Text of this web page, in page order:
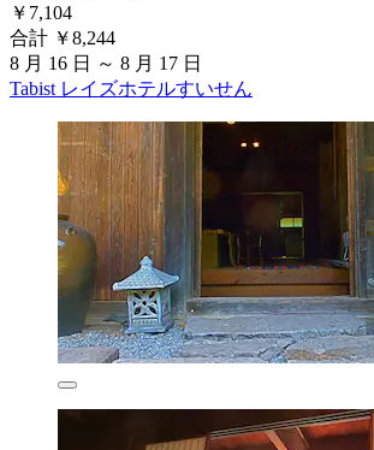
￥7,104
合計 ￥8,244
8 月 16 日 ～ 8 月 17 日
Tabist レイズホテルすいせん